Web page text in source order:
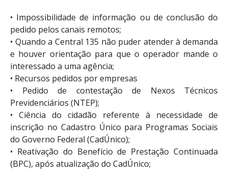
• Impossibilidade de informação ou de conclusão do
pedido pelos canais remotos;
• Quando a Central 135 não puder atender à demanda
e houver orientação para que o operador mande o
interessado a uma agência;
• Recursos pedidos por empresas
• Pedido de contestação de Nexos Técnicos
Previdenciários (NTEP);
• Ciência do cidadão referente à necessidade de
inscrição no Cadastro Único para Programas Sociais
do Governo Federal (CadÚnico);
• Reativação do Benefício de Prestação Continuada
(BPC), após atualização do CadÚnico;